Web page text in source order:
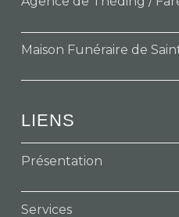
Maison Funéraire de
LIENS
Présentation
Services